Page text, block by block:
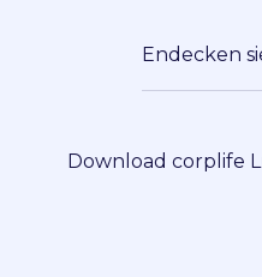
Endecken
Download corplife